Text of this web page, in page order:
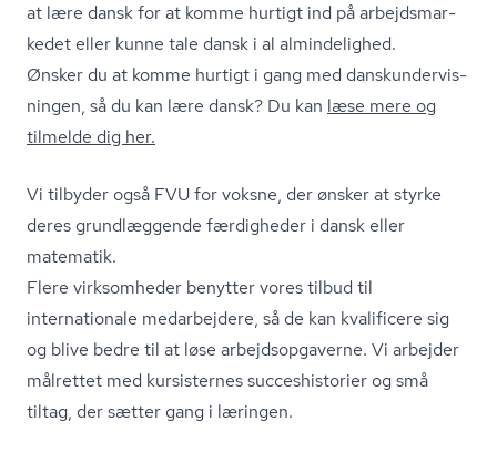
at lære dansk for at komme hurtigt ind på ar­bejds­mar­
ke­det eller kunne tale dansk i al almindelighed.
Ønsker du at komme hurtigt i gang med dan­skun­der­vis­
nin­gen, så du kan lære dansk? Du kan læse mere og
tilmelde dig her.
Vi tilbyder også FVU for voksne, der ønsker at styrke
deres grundlæggende færdigheder i dansk eller
matematik.
Flere virksomheder benytter vores tilbud til
internationale medarbejdere, så de kan kvalificere sig
og blive bedre til at løse ar­bejds­op­ga­ver­ne. Vi arbejder
målrettet med kursisternes suc­ces­hi­sto­ri­er og små
tiltag, der sætter gang i læringen.